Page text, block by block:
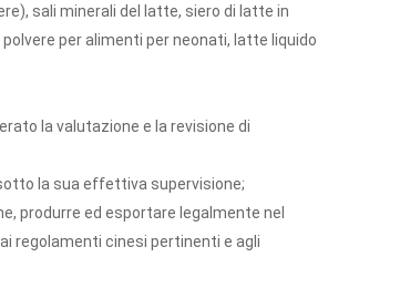
sali minerali del latte, siero di latte in
per alimenti per neonati, latte liquido
la valutazione e la revisione di
la sua effettiva supervisione;
produrre ed esportare legalmente nel
regolamenti cinesi pertinenti e agli